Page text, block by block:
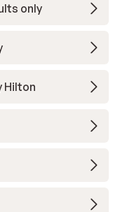
only
Hilton